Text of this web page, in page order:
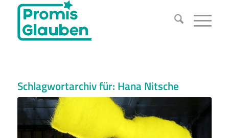
Schlagwortarchiv für: Hana Nitsche